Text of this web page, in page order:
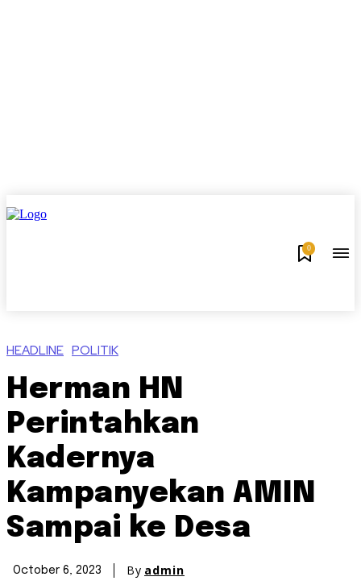
0
HEADLINE POLITIK
Herman HN
Perintahkan
Kadernya
Kampanyekan AMIN
Sampai ke Desa
October 6, 2023 By admin